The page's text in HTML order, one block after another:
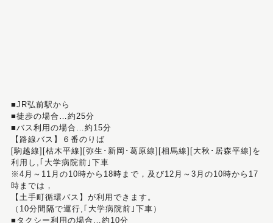
■JR弘前駅から
■徒歩の場合…約25分
■バス利用の場合…約15分
【路線バス】６番のりば
[駒越線][枯木平線][弥生･新岡･葛原線][相馬線][大秋･居森平線]を
利用し,｢大学病院前｣下車
※4月～11月の10時から18時まで，及び12月～3月の10時から17
時までは，
【土手町循環バス】が利用できます。
（10分間隔で運行,｢大学病院前｣下車）
■タクシー利用の場合…約10分